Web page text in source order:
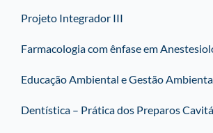
Projeto Integrador III
Farmacologia com ênfase em
Educação Ambiental e Gestão
Dentística – Prática dos Preparos